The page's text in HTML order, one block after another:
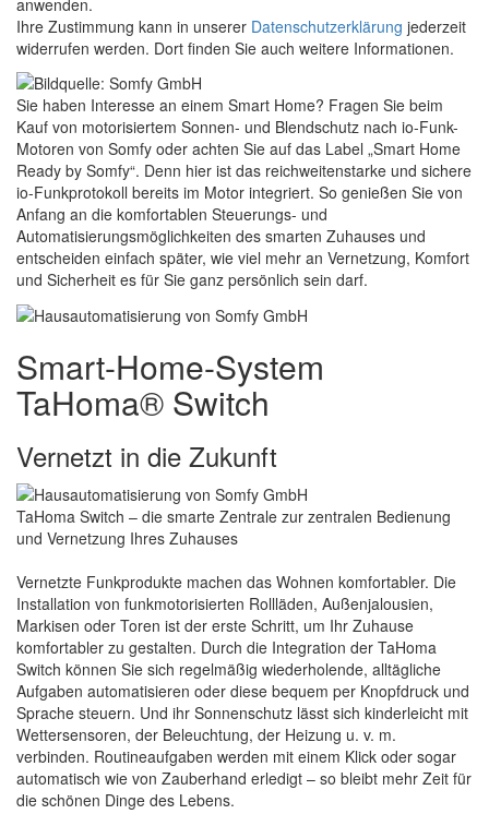
Ihre Zustimmung kann in unserer Datenschutzerklärung jederzeit
widerrufen werden. Dort finden Sie auch weitere Informationen.
Sie haben Interesse an einem Smart Home? Fragen Sie beim
Kauf von motorisiertem Sonnen- und Blendschutz nach io-Funk-
Motoren von Somfy oder achten Sie auf das Label „Smart Home
Ready by Somfy“. Denn hier ist das reichweitenstarke und sichere
io-Funkprotokoll bereits im Motor integriert. So genießen Sie von
Anfang an die komfortablen Steuerungs- und
Automatisierungsmöglichkeiten des smarten Zuhauses und
entscheiden einfach später, wie viel mehr an Vernetzung, Komfort
und Sicherheit es für Sie ganz persönlich sein darf.
Smart-Home-System
TaHoma® Switch
Vernetzt in die Zukunft
TaHoma Switch – die smarte Zentrale zur zentralen Bedienung
und Vernetzung Ihres Zuhauses
Vernetzte Funkprodukte machen das Wohnen komfortabler. Die
Installation von funkmotorisierten Rollläden, Außenjalousien,
Markisen oder Toren ist der erste Schritt, um Ihr Zuhause
komfortabler zu gestalten. Durch die Integration der TaHoma
Switch können Sie sich regelmäßig wiederholende, alltägliche
Aufgaben automatisieren oder diese bequem per Knopfdruck und
Sprache steuern. Und ihr Sonnenschutz lässt sich kinderleicht mit
Wettersensoren, der Beleuchtung, der Heizung u. v. m.
verbinden. Routineaufgaben werden mit einem Klick oder sogar
automatisch wie von Zauberhand erledigt – so bleibt mehr Zeit für
die schönen Dinge des Lebens.